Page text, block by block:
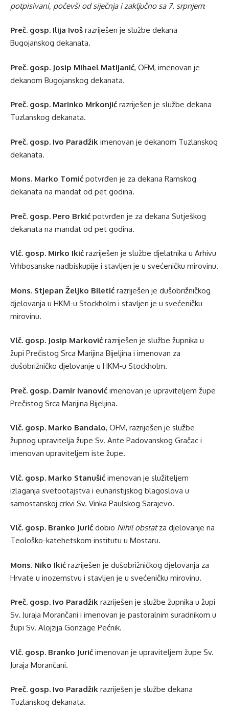
potpisivani, počevši od siječnja i zaključno sa 7. srpnjem:
Preč. gosp. Ilija Ivoš razriješen je službe dekana
Bugojanskog dekanata.
Preč. gosp. Josip Mihael Matijanić, OFM, imenovan je
dekanom Bugojanskog dekanata.
Preč. gosp. Marinko Mrkonjić razriješen je službe dekana
Tuzlanskog dekanata.
Preč. gosp. Ivo Paradžik imenovan je dekanom Tuzlanskog
dekanata.
Mons. Marko Tomić potvrđen je za dekana Ramskog
dekanata na mandat od pet godina.
Preč. gosp. Pero Brkić potvrđen je za dekana Sutješkog
dekanata na mandat od pet godina.
Vlč. gosp. Mirko Ikić razriješen je službe djelatnika u Arhivu
Vrhbosanske nadbiskupije i stavljen je u svećeničku mirovinu.
Mons. Stjepan Željko Biletić razriješen je dušobrižničkog
djelovanja u HKM-u Stockholm i stavljen je u svećeničku
mirovinu.
Vlč. gosp. Josip Marković razriješen je službe župnika u
župi Prečistog Srca Marijina Bijeljina i imenovan za
dušobrižničko djelovanje u HKM-u Stockholm.
Preč. gosp. Damir Ivanović imenovan je upraviteljem župe
Prečistog Srca Marijina Bijeljina.
Vlč. gosp. Marko Bandalo, OFM, razriješen je službe
župnog upravitelja župe Sv. Ante Padovanskog Gračac i
imenovan upraviteljem iste župe.
Vlč. gosp. Marko Stanušić imenovan je služiteljem
izlaganja svetootajstva i euharistijskog blagoslova u
samostanskoj crkvi Sv. Vinka Paulskog Sarajevo.
Vlč. gosp. Branko Jurić dobio Nihil obstatza djelovanje na
Teološko-katehetskom institutu u Mostaru.
Mons. Niko Ikić razriješen je dušobrižničkog djelovanja za
Hrvate u inozemstvu i stavljen je u svećeničku mirovinu.
Preč. gosp. Ivo Paradžik razriješen je službe župnika u župi
Sv. Juraja Morančani i imenovan je pastoralnim suradnikom u
župi Sv. Alojzija Gonzage Pećnik.
Vlč. gosp. Branko Jurić imenovan je upraviteljem župe Sv.
Juraja Morančani.
Preč. gosp. Ivo Paradžik razriješen je službe dekana
Tuzlanskog dekanata.